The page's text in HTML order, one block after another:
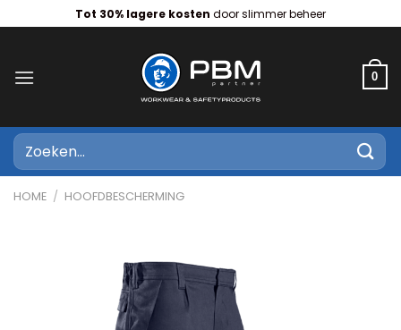
naar
Tot 30% lagere kosten door slimmer beheer
0
Zoeken
naar:
HOME / HOOFDBESCHERMING